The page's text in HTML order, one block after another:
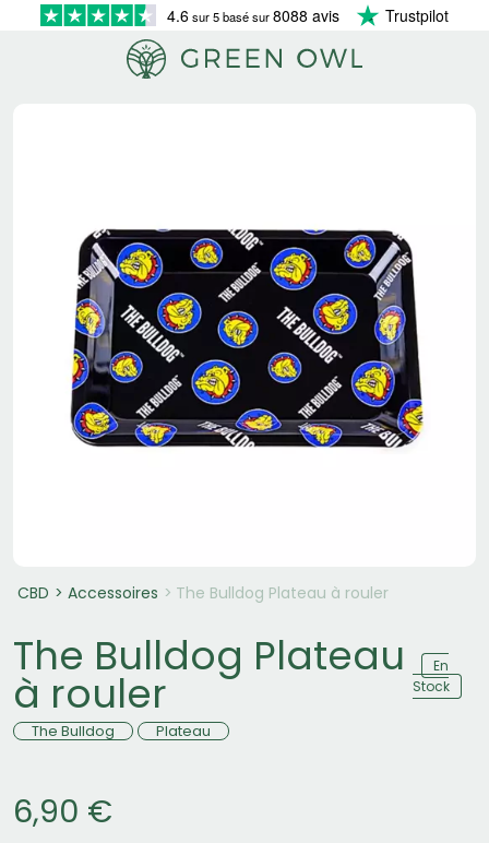
4.6sur 5 basé sur8088 avis Trustpilot
CBD Accessoires The Bulldog Plateau à rouler
The Bulldog Plateau
à rouler
En
Stock
The Bulldog Plateau
6,90 €